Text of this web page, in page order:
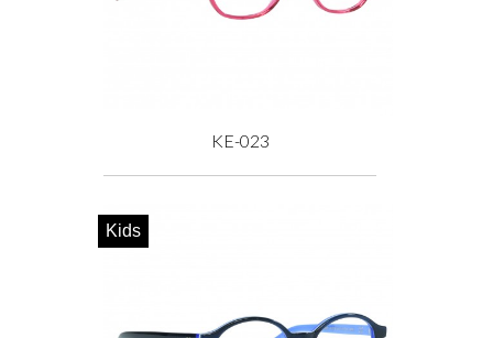
KE-023
Prix
Kids